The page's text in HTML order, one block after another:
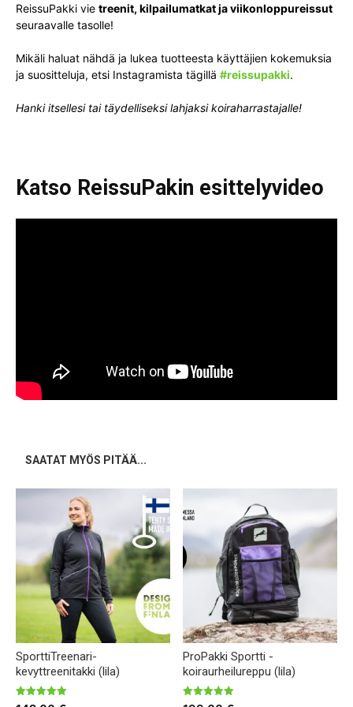
ReissuPakki vie treenit, kilpailumatkat ja viikonloppureissut
seuraavalle tasolle!
Mikäli haluat nähdä ja lukea tuotteesta käyttäjien kokemuksia
ja suositteluja, etsi Instagramista tägillä #reissupakki.
Hanki itsellesi tai täydelliseksi lahjaksi koiraharrastajalle!
Katso ReissuPakin esittelyvideo
SAATAT MYÖS PITÄÄ...
SporttiTreenari-
kevyttreenitakki (lila)
Arvostelu
ProPakki Sportti -
koiraurheilureppu (lila)
Arvostelu